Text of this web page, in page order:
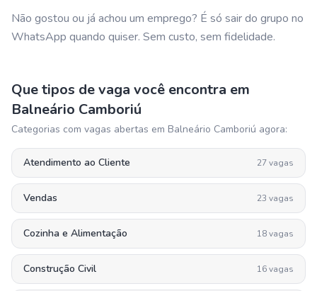
Não gostou ou já achou um emprego? É só sair do grupo no
WhatsApp quando quiser. Sem custo, sem fidelidade.
Que tipos de vaga você encontra em
Balneário Camboriú
Categorias com vagas abertas em Balneário Camboriú agora:
Atendimento ao Cliente 27vagas
Vendas 23 vagas
Cozinha e Alimentação 18vagas
Construção Civil 16vagas